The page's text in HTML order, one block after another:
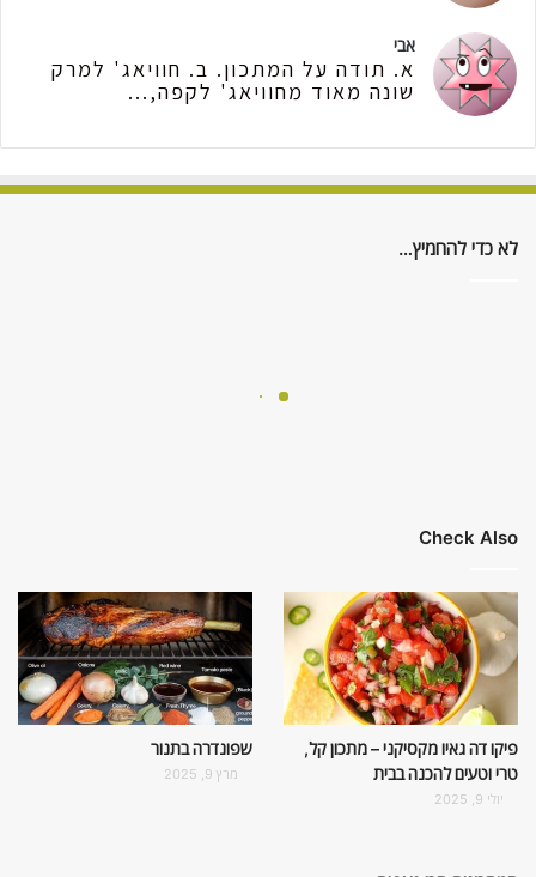
אבי
א. תודה על המתכון. ב. חוויאג' למרק
שונה מאוד מחוויאג' לקפה,...
לא כדי להחמיץ…
Check Also
פיקו דה גאיו מקסיקני – מתכון קל,
טרי וטעים להכנה בבית
יולי 9, 2025
שפונדרה בתנור
מרץ 9, 2025